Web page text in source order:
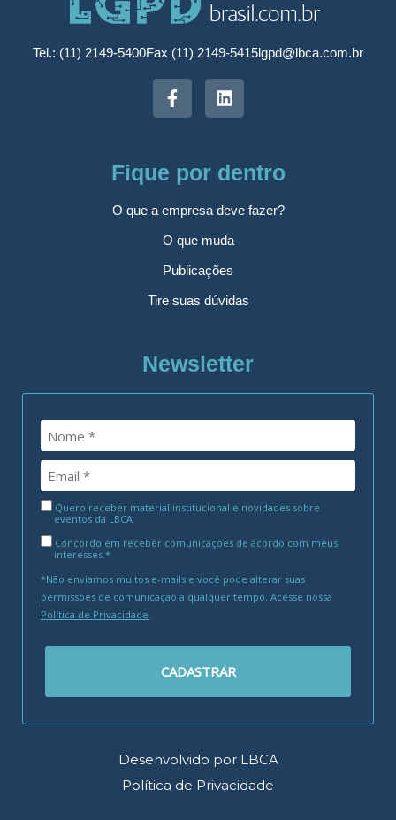
Tel.: (11) 2149-5400Fax (11) 2149-5415lgpd@lbca.com.br
Fique por dentro
O que a empresa deve fazer?
O que muda
Publicações
Tire suas dúvidas
Newsletter
Quero receber material institucional e novidades sobre
eventos da LBCA
Concordo em receber comunicações de acordo com meus
interesses.*
*Não enviamos muitos e-mails e você pode alterar suas
permissões de comunicação a qualquer tempo. Acesse nossa
Política de Privacidade.
CADASTRAR
Desenvolvido por LBCA
Política de Privacidade